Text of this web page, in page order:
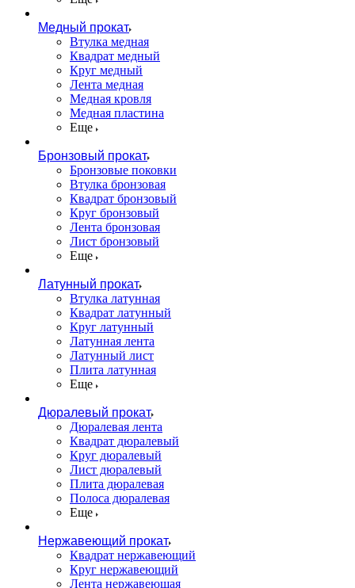
Медный прокат
Втулка медная
Квадрат медный
Круг медный
Лента медная
Медная кровля
Медная пластина
Еще
Бронзовый прокат
Бронзовые поковки
Втулка бронзовая
Квадрат бронзовый
Круг бронзовый
Лента бронзовая
Лист бронзовый
Еще
Латунный прокат
Втулка латунная
Квадрат латунный
Круг латунный
Латунная лента
Латунный лист
Плита латунная
Еще
Дюралевый прокат
Дюралевая лента
Квадрат дюралевый
Круг дюралевый
Лист дюралевый
Плита дюралевая
Полоса дюралевая
Еще
Нержавеющий прокат
Квадрат нержавеющий
Круг нержавеющий
Лента нержавеющая